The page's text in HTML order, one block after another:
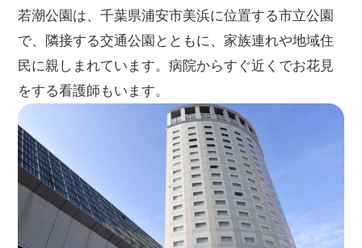
若潮公園は、千葉県浦安市美浜に位置する市立公園
で、隣接する交通公園とともに、家族連れや地域住
民に親しまれています。病院からすぐ近くでお花見
をする看護師もいます。